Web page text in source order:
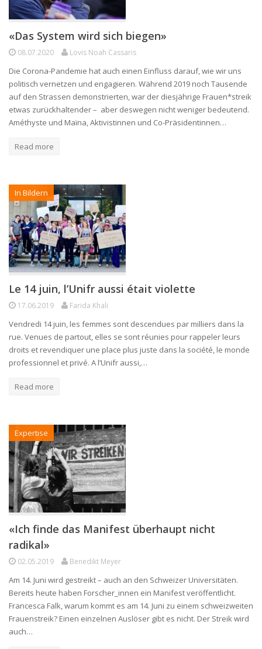
«Das System wird sich biegen»
08.07.2020 Lovis Noah Cassaris
Die Corona-Pandemie hat auch einen Einfluss darauf, wie wir uns
politisch vernetzen und engagieren. Während 2019 noch Tausende
auf den Strassen demonstrierten, war der diesjährige Frauen*streik
etwas zurückhaltender – aber deswegen nicht weniger bedeutend.
Améthyste und Maïna, Aktivistinnen und Co-Präsidentinnen…
Read more
In Bildern
Le 14 juin, l’Unifr aussi était violette
17.06.2019 Farida Khali
Vendredi 14 juin, les femmes sont descendues par milliers dans la
rue. Venues de partout, elles se sont réunies pour rappeler leurs
droits et revendiquer une place plus juste dans la société, le monde
professionnel et privé. A l’Unifr aussi,…
Read more
Expertise
«Ich finde das Manifest überhaupt nicht
radikal»
02.05.2019 Benedikt Meyer
Am 14. Juni wird gestreikt – auch an den Schweizer Universitäten.
Bereits heute haben Forscher_innen ein Manifest veröffentlicht.
Francesca Falk, warum kommt es am 14. Juni zu einem schweizweiten
Frauenstreik? Einen einzelnen Auslöser gibt es nicht. Der Streik wird
auch…